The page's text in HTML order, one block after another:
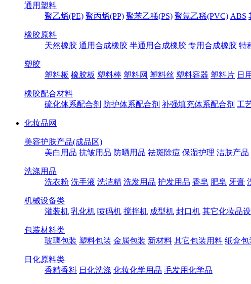
通用塑料
聚乙烯(PE) 聚丙烯(PP) 聚苯乙稀(PS) 聚氯乙稀(PVC) ABS
橡胶原料
天然橡胶 通用合成橡胶 半通用合成橡胶 专用合成橡胶 特
塑胶
塑料板 橡胶板 塑料棒 塑料网 塑料丝 塑料容器 塑料片 日
橡胶配合材料
硫化体系配合剂 防护体系配合剂 补强填充体系配合剂 工
化妆品网
美容护肤产品(成品区)
美白用品 抗皱用品 防晒用品 祛斑除痘 保湿护理 洁肤产品
洗涤用品
洗衣粉 洗手液 洗洁精 洗发用品 护发用品 香皂 肥皂 牙膏
机械设备类
灌装机 乳化机 喷码机 搅拌机 成型机 封口机 其它化妆品
包装材料类
玻璃包装 塑料包装 金属包装 新材料 其它包装用料 纸盒包
日化原料类
香精香料 日化洗涤 化妆化学用品 毛发用化学品